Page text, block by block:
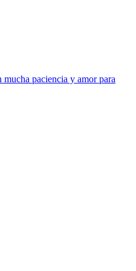
paciencia y amor para